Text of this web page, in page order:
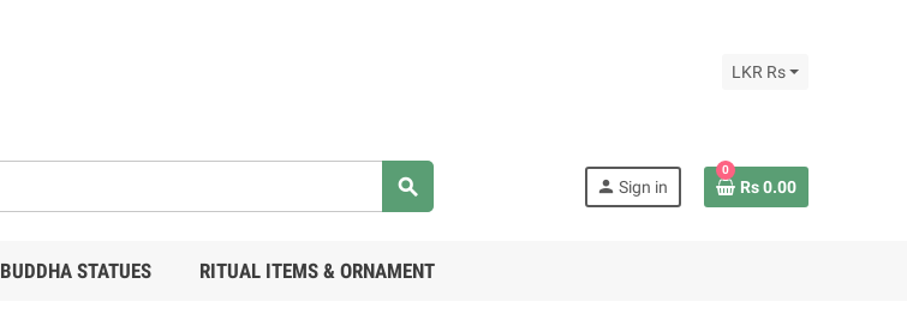
LKR Rs
search person Sign in
0
Rs 0.00
BUDDHA STATUES RITUAL ITEMS & ORNAMENT